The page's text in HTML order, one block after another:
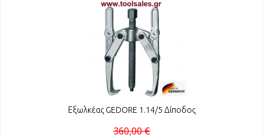
Εξωλκέας GEDORE 1.14/5 Δίποδος
360,00 €